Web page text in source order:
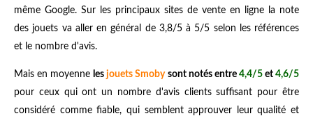
même Google. Sur les principaux sites de vente en ligne la note
des jouets va aller en général de 3,8/5 à 5/5 selon les références
et le nombre d'avis.
Mais en moyenne lesjouets Smobysont notés entre 4,4/5et4,6/5
pour ceux qui ont un nombre d'avis clients suffisant pour être
considéré comme fiable, qui semblent approuver leur qualité et